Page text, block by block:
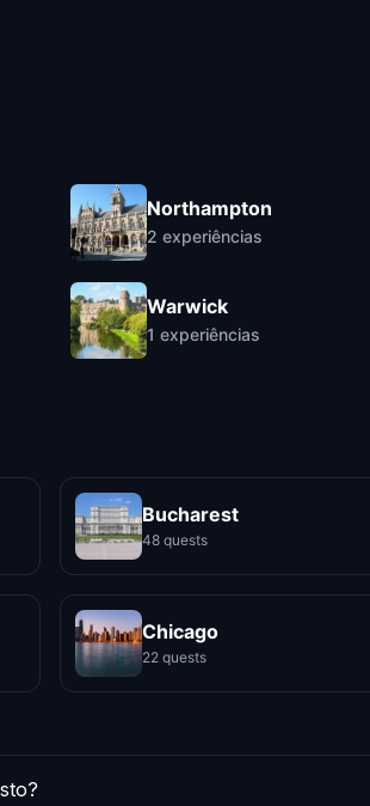
Northampton
2 experiências
Warwick
1 experiências
Bucharest
48 quests
Chicago
22 quests